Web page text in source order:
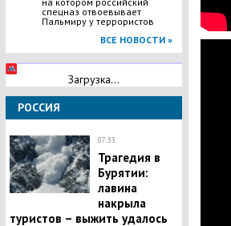
спецназ отвоевывает
Пальмиру у террористов
ВСЕ НОВОСТИ »
Загрузка...
РОССИЯ
07:33
Трагедия в
Бурятии:
лавина
накрыла
туристов – выжить удалось